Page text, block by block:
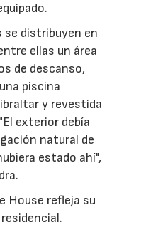
se distribuyen en
ellas un área
de descanso,
piscina
y revestida
exterior debía
natural de
estado ahí",
House refleja su